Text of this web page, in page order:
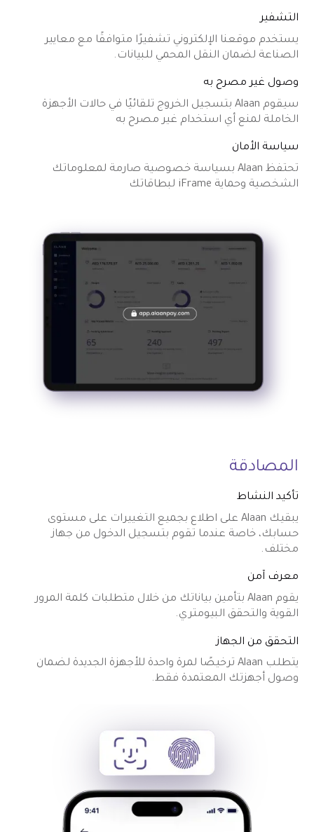
التشفير
يستخدم موقعنا الإلكتروني تشفيرًا متوافقًا مع معايير
الصناعة لضمان النقل المحمي للبيانات.
وصول غير مصرح به
سيقوم Alaan بتسجيل الخروج تلقائيًا في حالات الأجهزة
الخاملة لمنع أي استخدام غير مصرح به
سياسة الأمان
تحتفظ Alaan بسياسة خصوصية صارمة لمعلوماتك
الشخصية وحماية iFrame لبطاقاتك
المصادقة
تأكيد النشاط
يبقيك Alaan على اطلاع بجميع التغييرات على مستوى
حسابك، خاصة عندما تقوم بتسجيل الدخول من جهاز
مختلف.
معرف آمن
يقوم Alaan بتأمين بياناتك من خلال متطلبات كلمة المرور
القوية والتحقق البيومتري.
التحقق من الجهاز
يتطلب Alaan ترخيصًا لمرة واحدة للأجهزة الجديدة لضمان
وصول أجهزتك المعتمدة فقط.